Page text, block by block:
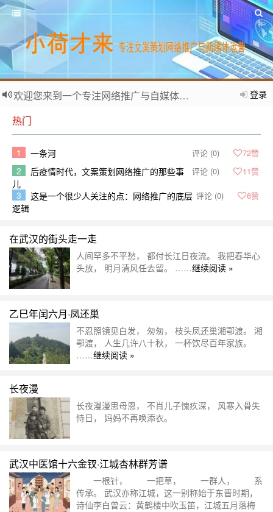
登录
欢迎您来到一个专注网络推广与自媒体运营的个人网站。
热门
评论 (0) 72赞
1 一条河
评论 (0) 11赞
2
后疫情时代，文案策划网络推广的那些事
儿
评论 (0) 6赞
3
这是一个很少人关注的点：网络推广的底层
逻辑
在武汉的街头走一走
人间罕多不平愁， 都付长江日夜流。 我把春华心
头放， 明月清风任去留。 ……继续阅读 »
乙巳年闰六月·凤还巢
不忍照镜见白发， 匆匆， 枝头凤还巢湘鄂渡。 湘
鄂渡， 人生几许八十秋， 一杯饮尽百年家族。
……继续阅读 »
长夜漫
长夜漫漫思母恩， 不肖儿子愧疚深， 风寒入骨失
恃日， 妈妈不再唤添衣。
武汉中医馆十六金钗·江城杏林群芳谱
一根针， 一把草， 一群人， 系
传承。 武汉亦称江城，这一别称始于东晋时期，
诗仙李白曾云：黄鹤楼中吹玉笛，江城五月落梅